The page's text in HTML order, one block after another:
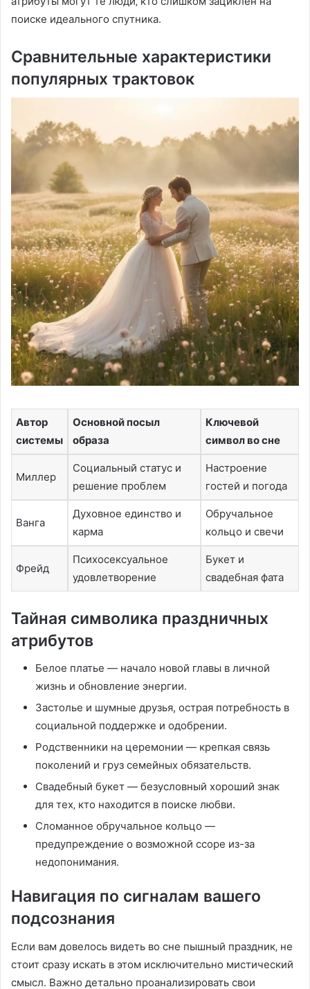
поиске идеального спутника.
Сравнительные характеристики
популярных трактовок
Автор
системы
Основной посыл
образа
Ключевой
символ во сне
Миллер
Социальный статус и
решение проблем
Настроение
гостей и погода
Ванга
Духовное единство и
карма
Обручальное
кольцо и свечи
Фрейд
Психосексуальное
удовлетворение
Букет и
свадебная фата
Тайная символика праздничных
атрибутов
Белое платье — начало новой главы в личной
жизнь и обновление энергии.
Застолье и шумные друзья, острая потребность в
социальной поддержке и одобрении.
Родственники на церемонии — крепкая связь
поколений и груз семейных обязательств.
Свадебный букет — безусловный хороший знак
для тех‚ кто находится в поиске любви.
Сломанное обручальное кольцо —
предупреждение о возможной ссоре из-за
недопонимания.
Навигация по сигналам вашего
подсознания
Если вам довелось видеть во сне пышный праздник‚ не
стоит сразу искать в этом исключительно мистический
смысл. Важно детально проанализировать свои